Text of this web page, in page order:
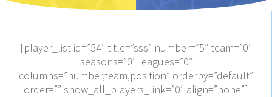
[player_list id=”54″ title=”sss” number=”5″ team=”0″
seasons=”0″ leagues=”0″
columns=”number,team,position” orderby=”default”
order=”” show_all_players_link=”0″ align=”none”]